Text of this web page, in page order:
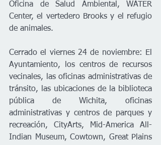
Oficina de Salud Ambiental, WATER
Center, el vertedero Brooks y el refugio
de animales.
Cerrado el viernes 24 de noviembre: El
Ayuntamiento, los centros de recursos
vecinales, las oficinas administrativas de
tránsito, las ubicaciones de la biblioteca
pública de Wichita, oficinas
administrativas y centros de parques y
recreación, CityArts, Mid-America All-
Indian Museum, Cowtown, Great Plains